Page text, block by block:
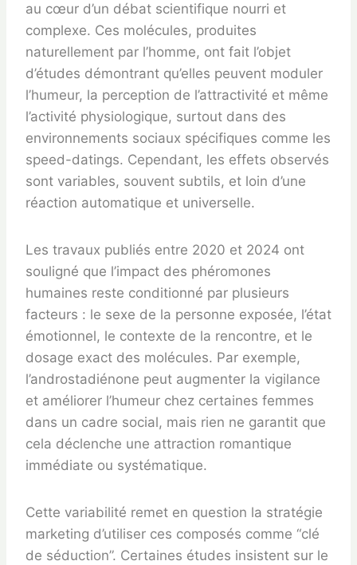
au cœur d’un débat scientifique nourri et
complexe. Ces molécules, produites
naturellement par l’homme, ont fait l’objet
d’études démontrant qu’elles peuvent moduler
l’humeur, la perception de l’attractivité et même
l’activité physiologique, surtout dans des
environnements sociaux spécifiques comme les
speed-datings. Cependant, les effets observés
sont variables, souvent subtils, et loin d’une
réaction automatique et universelle.
Les travaux publiés entre 2020 et 2024 ont
souligné que l’impact des phéromones
humaines reste conditionné par plusieurs
facteurs : le sexe de la personne exposée, l’état
émotionnel, le contexte de la rencontre, et le
dosage exact des molécules. Par exemple,
l’androstadiénone peut augmenter la vigilance
et améliorer l’humeur chez certaines femmes
dans un cadre social, mais rien ne garantit que
cela déclenche une attraction romantique
immédiate ou systématique.
Cette variabilité remet en question la stratégie
marketing d’utiliser ces composés comme “clé
de séduction”. Certaines études insistent sur le